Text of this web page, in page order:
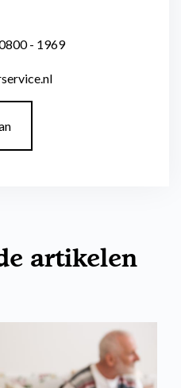
- 1969
artikelen